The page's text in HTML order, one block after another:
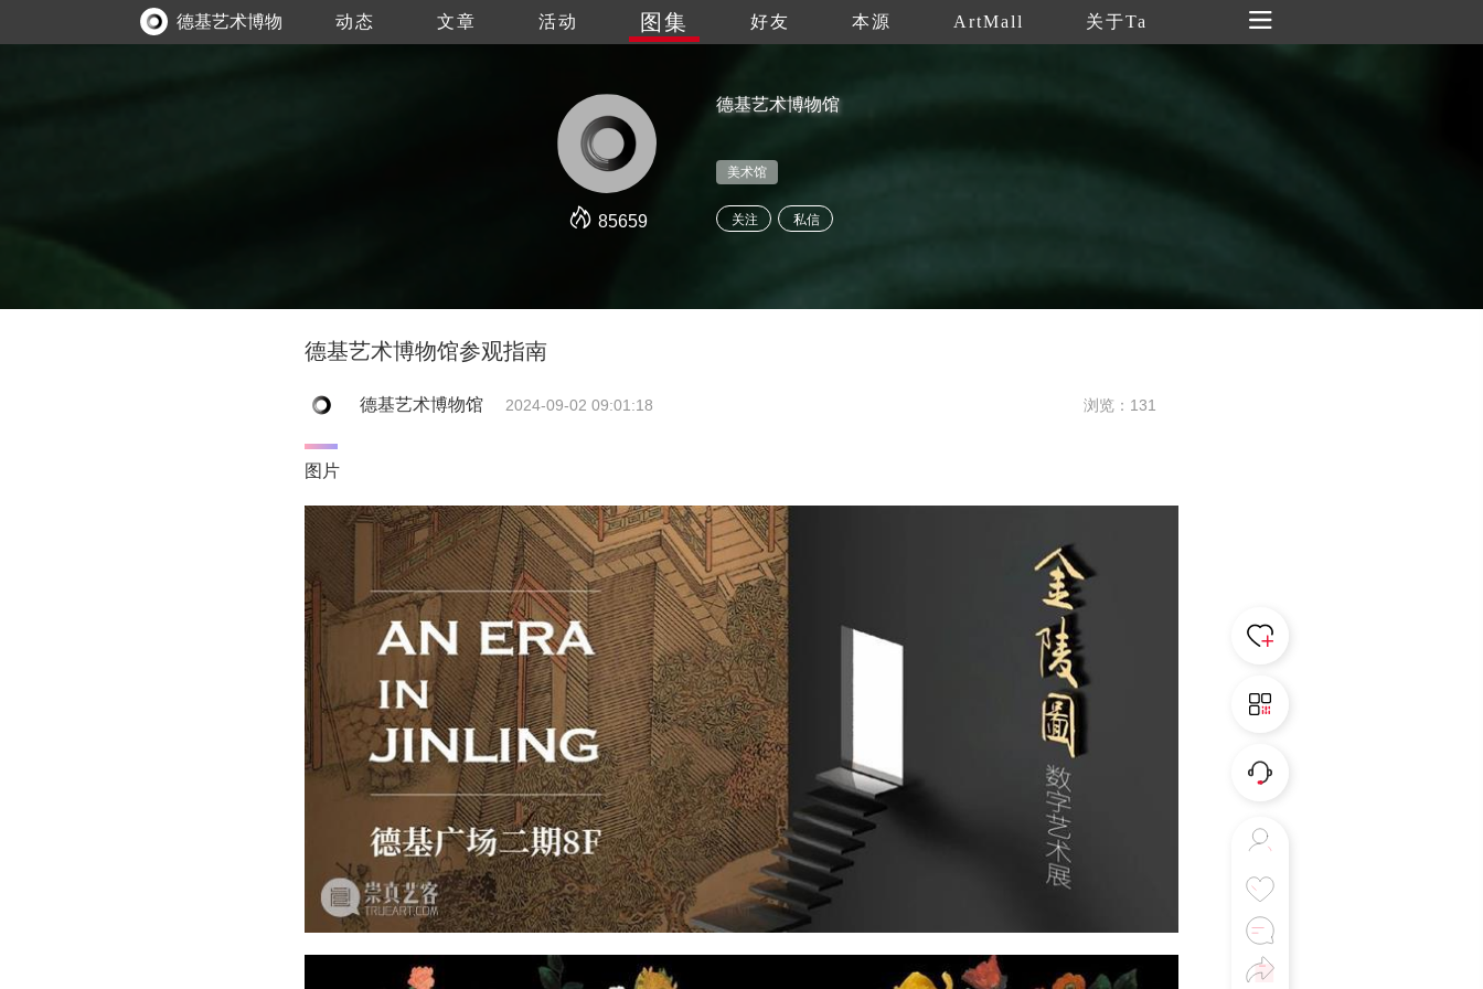
德基艺术博物 动态 文章 活动 图集 好友 本源 ArtMall 关于Ta
85659
德基艺术博物馆
美术馆
关注 私信
德基艺术博物馆参观指南
德基艺术博物馆 2024-09-02 09:01:18 浏览：131
图片